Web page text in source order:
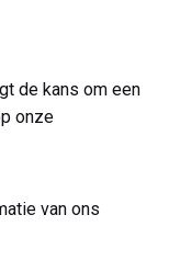
de kans om een
onze
van ons